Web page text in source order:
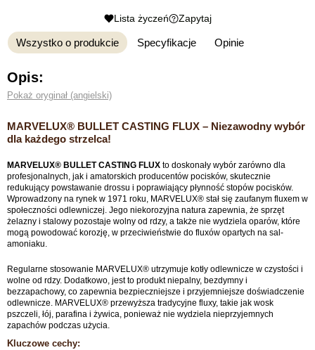
Lista życzeń Zapytaj
Wszystko o produkcie Specyfikacje Opinie
Opis:
Pokaż oryginał (angielski)
MARVELUX® BULLET CASTING FLUX – Niezawodny wybór
dla każdego strzelca!
MARVELUX® BULLET CASTING FLUX to doskonały wybór zarówno dla
profesjonalnych, jak i amatorskich producentów pocisków, skutecznie
redukujący powstawanie drossu i poprawiający płynność stopów pocisków.
Wprowadzony na rynek w 1971 roku, MARVELUX® stał się zaufanym fluxem w
społeczności odlewniczej. Jego niekorozyjna natura zapewnia, że sprzęt
żelazny i stalowy pozostaje wolny od rdzy, a także nie wydziela oparów, które
mogą powodować korozję, w przeciwieństwie do fluxów opartych na sal-
amoniaku.
Regularne stosowanie MARVELUX® utrzymuje kotły odlewnicze w czystości i
wolne od rdzy. Dodatkowo, jest to produkt niepalny, bezdymny i
bezzapachowy, co zapewnia bezpieczniejsze i przyjemniejsze doświadczenie
odlewnicze. MARVELUX® przewyższa tradycyjne fluxy, takie jak wosk
pszczeli, łój, parafina i żywica, ponieważ nie wydziela nieprzyjemnych
zapachów podczas użycia.
Kluczowe cechy: